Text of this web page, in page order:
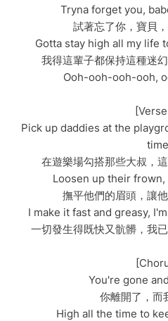
Tryna forget you,
試著忘了你，寶貝
Gotta stay high all my life
我得這輩子都保持這種迷
Ooh-ooh-ooh-ooh,
Pick up daddies at the
time
在遊樂場勾搭那些大叔，
Loosen up their
撫平他們的眉頭，讓
I make it fast and greasy,
一切發生得既快又骯髒，我
You're gone
你離開了，而
High all the time to